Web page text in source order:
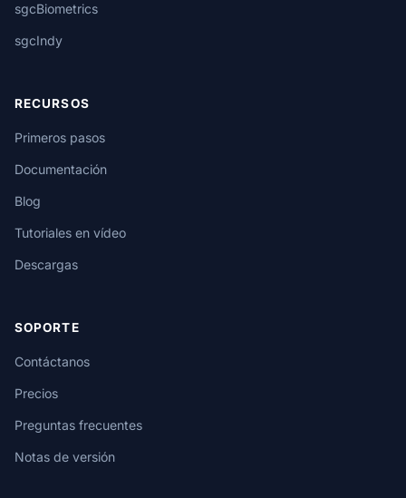
sgcBiometrics
sgcIndy
RECURSOS
Primeros pasos
Documentación
Blog
Tutoriales en vídeo
Descargas
SOPORTE
Contáctanos
Precios
Preguntas frecuentes
Notas de versión